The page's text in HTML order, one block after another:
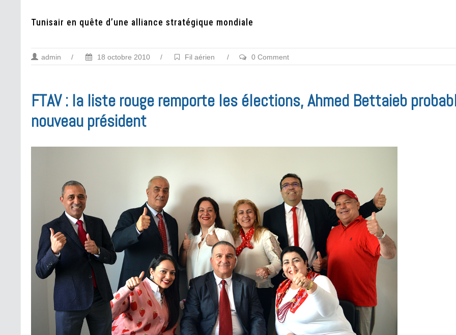
Tunisair en quête d’une alliance stratégique mondiale
admin / 18 octobre 2010 / Fil aérien / 0 Comment
FTAV : la liste rouge remporte les élections, Ahmed Bettaieb
nouveau président